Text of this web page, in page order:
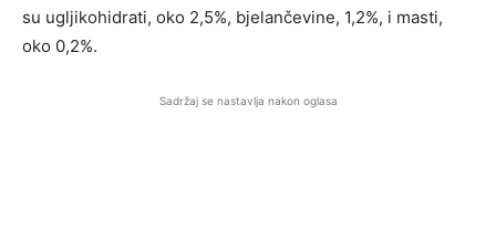
su ugljikohidrati, oko 2,5%, bjelančevine, 1,2%, i masti,
oko 0,2%.
Sadržaj se nastavlja nakon oglasa